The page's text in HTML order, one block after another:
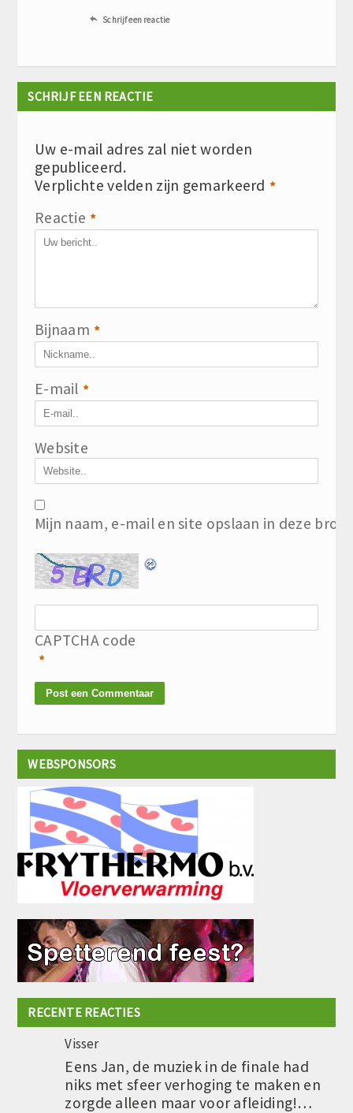
 Schrijf een reactie
SCHRIJF EEN REACTIE
Uw e-mail adres zal niet worden
gepubliceerd.
Verplichte velden zijn gemarkeerd *
Reactie *
Bijnaam *
E-mail *
Website
Mijn naam, e-mail en site opslaan in deze
CAPTCHA code
*
WEBSPONSORS
RECENTE REACTIES
Visser
Eens Jan, de muziek in de finale had
niks met sfeer verhoging te maken en
zorgde alleen maar voor afleiding!…